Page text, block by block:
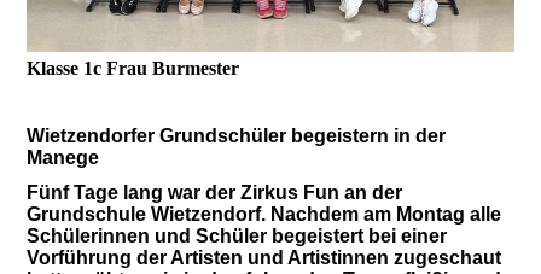
Klasse 1c Frau Burmester
Wietzendorfer Grundschüler begeistern in der
Manege
Fünf Tage lang war der Zirkus Fun an der
Grundschule Wietzendorf. Nachdem am Montag alle
Schülerinnen und Schüler begeistert bei einer
Vorführung der Artisten und Artistinnen zugeschaut